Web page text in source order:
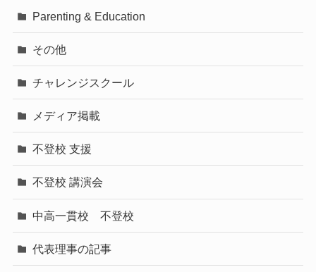
Parenting & Education
その他
チャレンジスクール
メディア掲載
不登校 支援
不登校 講演会
中高一貫校 不登校
代表理事の記事